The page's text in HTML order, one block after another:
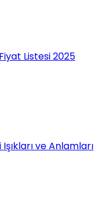
Listesi 2025
ve Anlamları